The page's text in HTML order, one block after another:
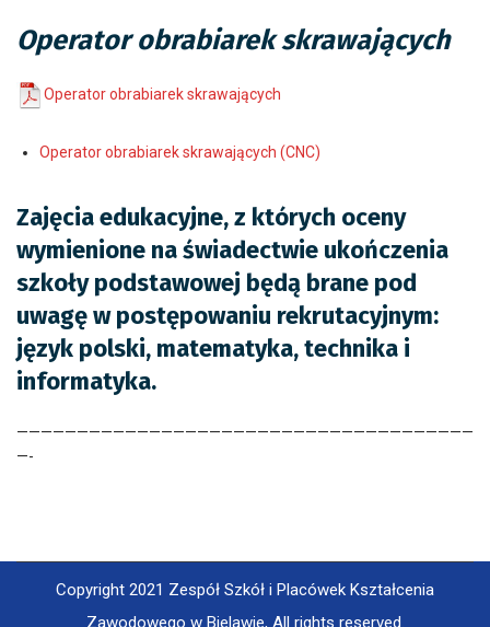
Operator obrabiarek skrawających
Operator obrabiarek skrawających
Operator obrabiarek skrawających (CNC)
Zajęcia edukacyjne, z których oceny
wymienione na świadectwie ukończenia
szkoły podstawowej będą brane pod
uwagę w postępowaniu rekrutacyjnym:
język polski, matematyka, technika i
informatyka.
——————————————————————————————————————
—-
Copyright 2021 Zespół Szkół i Placówek Kształcenia
Zawodowego w Bielawie, All rights reserved.